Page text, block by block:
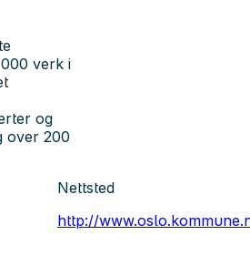
verk i
og
over 200
Nettsted
http://